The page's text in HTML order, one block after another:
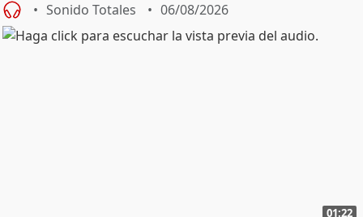
Sonido Totales 06/08/2026
01:22